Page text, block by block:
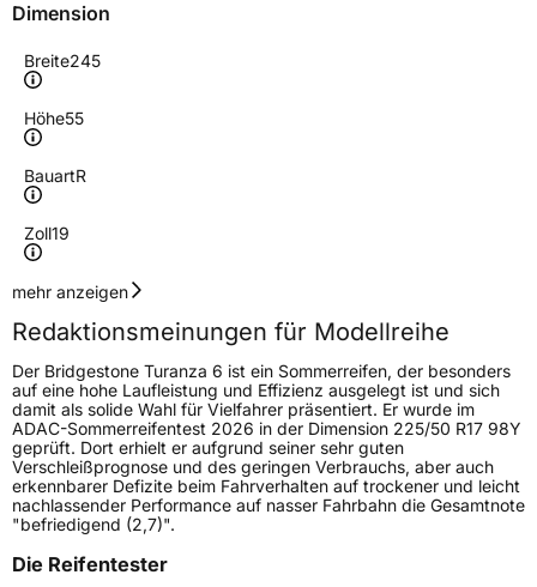
Dimension
Breite245
Höhe55
BauartR
Zoll19
Geschwindigkeitsindex
Höchstgeschwindigkeit
210 km/h
Lastindex103
Höchstlast875 kg
Gewicht (in kg)12,187 kg
Generelle Merkmale
FahrzeugtypSUV
mehr anzeigen
Redaktionsmeinungen für Modellreihe
Der Bridgestone Turanza 6 ist ein Sommerreifen, der besonders
auf eine hohe Laufleistung und Effizienz ausgelegt ist und sich
damit als solide Wahl für Vielfahrer präsentiert. Er wurde im
ADAC-Sommerreifentest 2026 in der Dimension 225/50 R17 98Y
geprüft. Dort erhielt er aufgrund seiner sehr guten
Verschleißprognose und des geringen Verbrauchs, aber auch
erkennbarer Defizite beim Fahrverhalten auf trockener und leicht
nachlassender Performance auf nasser Fahrbahn die Gesamtnote
"befriedigend (2,7)".
Die Reifentester